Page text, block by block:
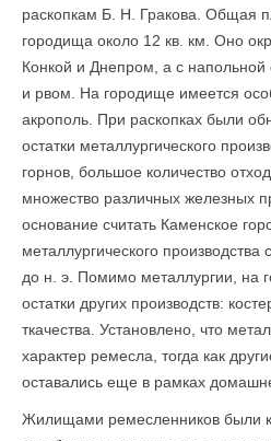
раскопкам Б. Н. Гракова. Общая
городища около 12 кв. км. Оно
Конкой и Днепром, а с
и рвом. На городище имеется
акрополь. При раскопках были
остатки металлургического
горнов, большое количество
множество различных железных
основание считать Каменское
металлургического
до н. э. Помимо металлургии, на
остатки других производств:
ткачества. Установлено, что
характер ремесла, тогда как
оставались еще в рамках
Жилищами ремесленников были